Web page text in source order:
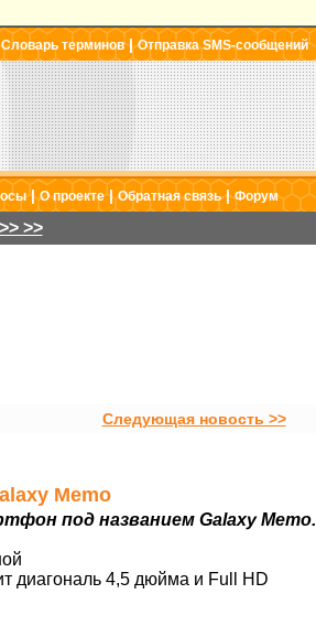
Словарь терминов|Отправка SMS-сообщений
|О проекте|Обратная связь|Форум
>>
Следующая новость >>
Memo
под названием Galaxy Memo.
диагональ 4,5 дюйма и Full HD